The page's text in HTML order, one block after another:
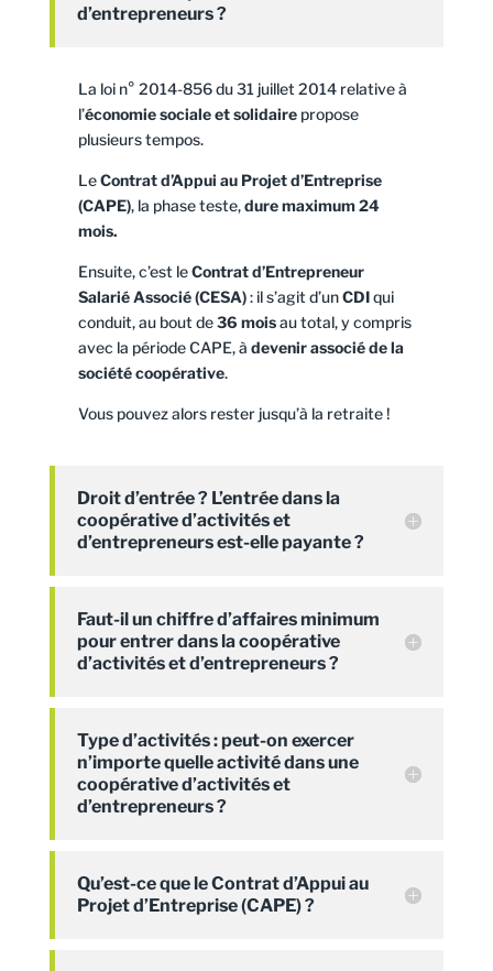
d’entrepreneurs ?
La loi n° 2014-856 du 31 juillet 2014 relative à
l’économie sociale et solidairepropose
plusieurs tempos.
LeContrat d’Appui au Projet d’Entreprise
(CAPE), la phase teste,dure maximum 24
mois.
Ensuite, c’est leContrat d’Entrepreneur
Salarié Associé (CESA): il s’agit d’unCDIqui
conduit, au bout de36 moisau total, y compris
avec la période CAPE, à devenir associé de la
société coopérative.
Vous pouvez alors rester jusqu’à la retraite !
Droit d’entrée ? L’entrée dans la
coopérative d’activités et
d’entrepreneurs est-elle payante ?
Faut-il un chiffre d’affaires minimum
pour entrer dans la coopérative
d’activités et d’entrepreneurs ?
Type d’activités : peut-on exercer
n’importe quelle activité dans une
coopérative d’activités et
d’entrepreneurs ?
Qu’est-ce que le Contrat d’Appui au
Projet d’Entreprise (CAPE) ?